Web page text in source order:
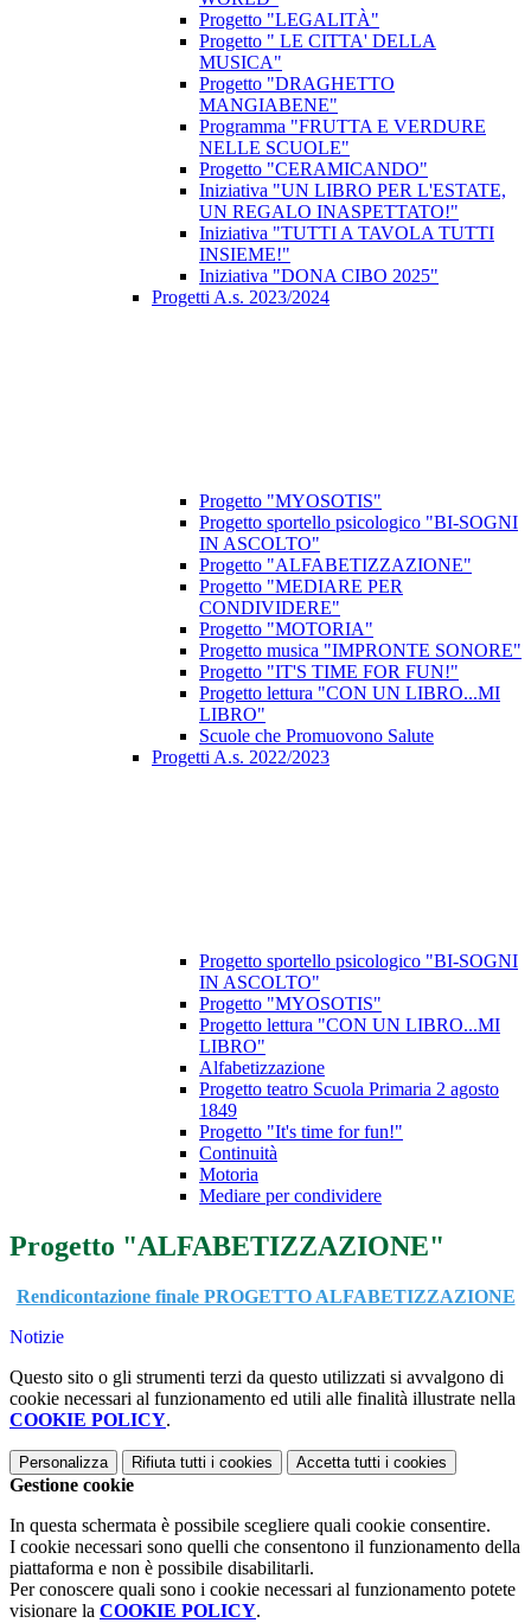
Progetto "LEGALITÀ"
Progetto " LE CITTA' DELLA
MUSICA"
Progetto "DRAGHETTO
MANGIABENE"
Programma "FRUTTA E VERDURE
NELLE SCUOLE"
Progetto "CERAMICANDO"
Iniziativa "UN LIBRO PER L'ESTATE,
UN REGALO INASPETTATO!"
Iniziativa "TUTTI A TAVOLA TUTTI
INSIEME!"
Iniziativa "DONA CIBO 2025"
Progetti A.s. 2023/2024
Progetto "MYOSOTIS"
Progetto sportello psicologico "BI-SOGNI
IN ASCOLTO"
Progetto "ALFABETIZZAZIONE"
Progetto "MEDIARE PER
CONDIVIDERE"
Progetto "MOTORIA"
Progetto musica "IMPRONTE SONORE"
Progetto "IT'S TIME FOR FUN!"
Progetto lettura "CON UN LIBRO...MI
LIBRO"
Scuole che Promuovono Salute
Progetti A.s. 2022/2023
Progetto sportello psicologico "BI-SOGNI
IN ASCOLTO"
Progetto "MYOSOTIS"
Progetto lettura "CON UN LIBRO...MI
LIBRO"
Alfabetizzazione
Progetto teatro Scuola Primaria 2 agosto
1849
Progetto "It's time for fun!"
Continuità
Motoria
Mediare per condividere
Progetto "ALFABETIZZAZIONE"
Rendicontazione finale PROGETTO ALFABETIZZAZIONE
Notizie
Questo sito o gli strumenti terzi da questo utilizzati si avvalgono di
cookie necessari al funzionamento ed utili alle finalità illustrate nella
COOKIE POLICY.
Personalizza Rifiuta tutti i cookies Accetta tutti i cookies
Gestione cookie
In questa schermata è possibile scegliere quali cookie consentire.
I cookie necessari sono quelli che consentono il funzionamento della
piattaforma e non è possibile disabilitarli.
Per conoscere quali sono i cookie necessari al funzionamento potete
visionare la COOKIE POLICY.